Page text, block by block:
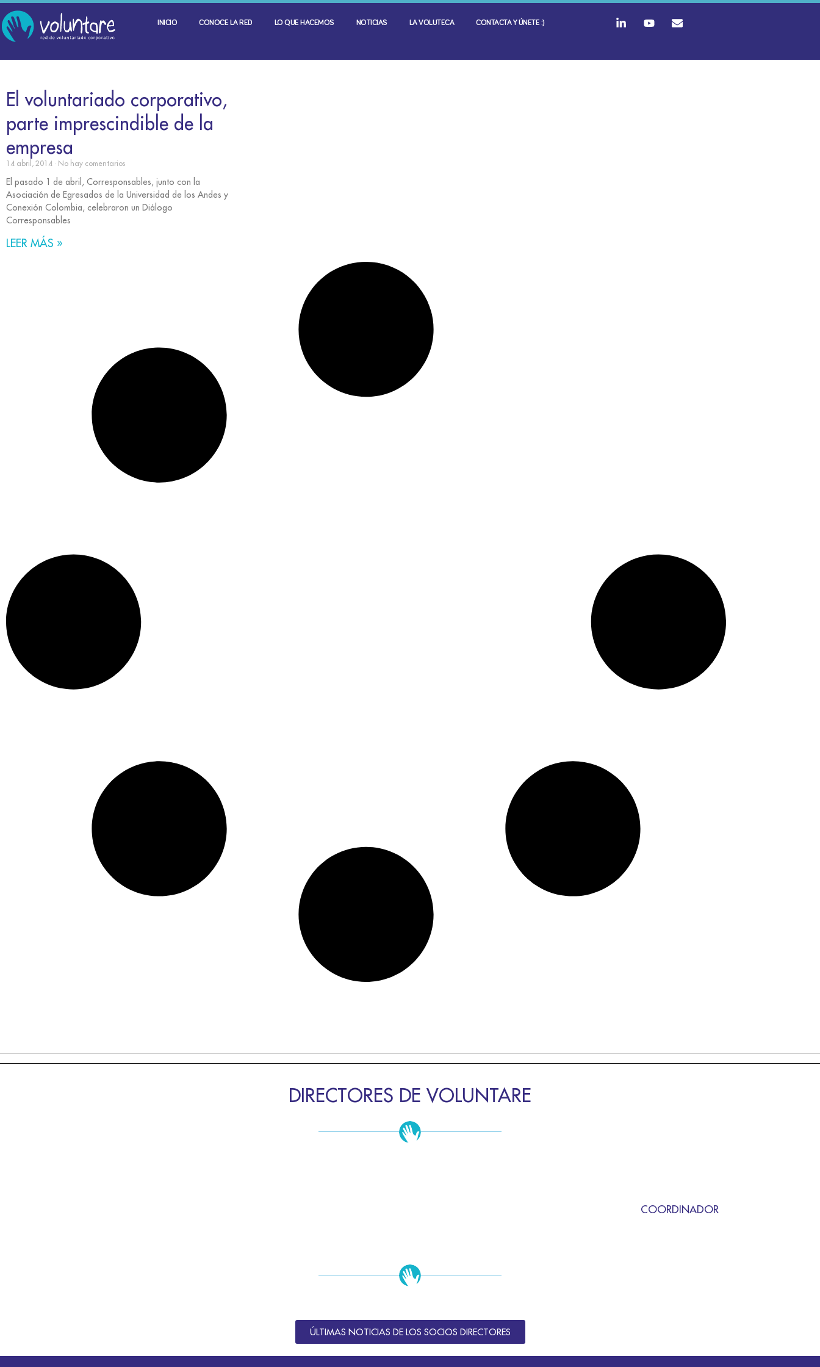
INICIO CONOCE LA RED LO QUE HACEMOS NOTICIAS LA VOLUTECA CONTACTA Y ÚNETE :)
El voluntariado corporativo,
parte imprescindible de la
empresa
14 abril, 2014 No hay comentarios
El pasado 1 de abril, Corresponsables, junto con la
Asociación de Egresados de la Universidad de los Andes y
Conexión Colombia, celebraron un Diálogo
Corresponsables
LEER MÁS »
DIRECTORES DE VOLUNTARE
COORDINADOR
ÚLTIMAS NOTICIAS DE LOS SOCIOS DIRECTORES